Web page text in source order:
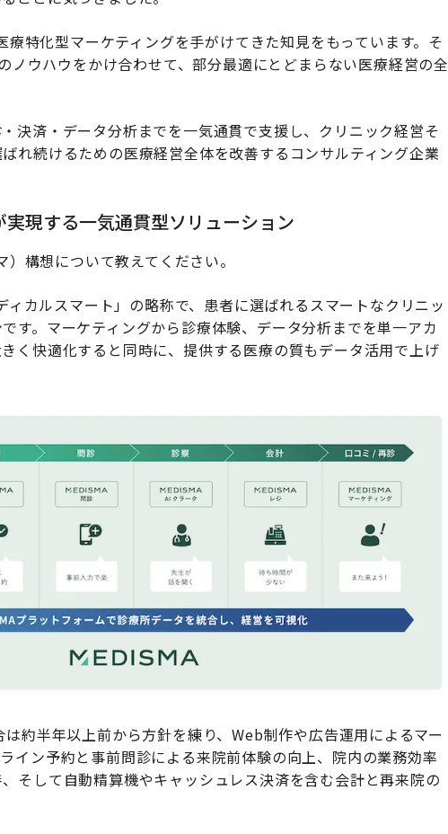
特化型マーケティングを手がけてきた知見をもっています。そ
ノウハウをかけ合わせて、部分最適にとどまらない医療経営の全
決済・データ分析までを一気通貫で支援し、クリニック経営そ
れ続けるための医療経営全体を改善するコンサルティング企業
現する一気通貫型ソリューション
構想について教えてください。
ィカルスマート」の略称で、患者に選ばれるスマートなクリニッ
す。マーケティングから診療体験、データ分析までを単一アカ
く快適化すると同時に、提供する医療の質もデータ活用で上げ
約半年以上前から方針を練り、Web制作や広告運用によるマー
イン予約と事前問診による来院前体験の向上、院内の業務効率
そして自動精算機やキャッシュレス決済を含む会計と再来院の